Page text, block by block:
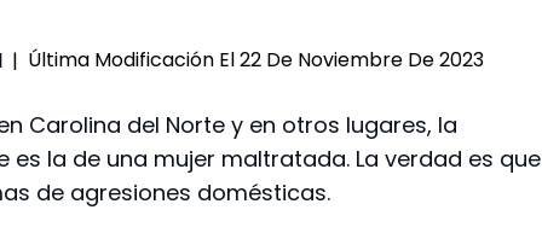
| Última Modificación El 22 De Noviembre De 2023
Carolina del Norte y en otros lugares, la
la de una mujer maltratada. La verdad es que
de agresiones domésticas.